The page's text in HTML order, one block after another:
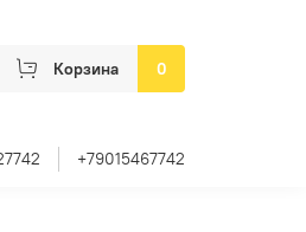
Корзина 0
+79015467742